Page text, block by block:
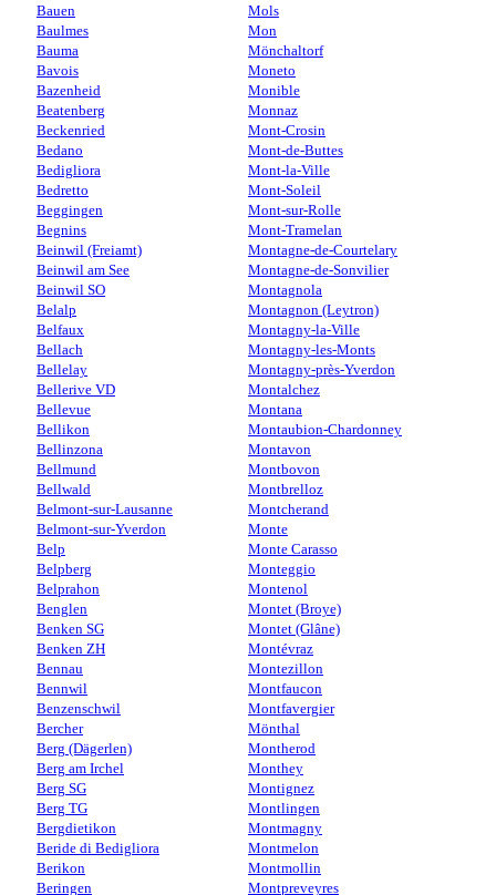
Bauen
Baulmes
Bauma
Bavois
Bazenheid
Beatenberg
Beckenried
Bedano
Bedigliora
Bedretto
Beggingen
Begnins
Beinwil (Freiamt)
Beinwil am See
Beinwil SO
Belalp
Belfaux
Bellach
Bellelay
Bellerive VD
Bellevue
Bellikon
Bellinzona
Bellmund
Bellwald
Belmont-sur-Lausanne
Belmont-sur-Yverdon
Belp
Belpberg
Belprahon
Benglen
Benken SG
Benken ZH
Bennau
Bennwil
Benzenschwil
Bercher
Berg (Dägerlen)
Berg am Irchel
Berg SG
Berg TG
Bergdietikon
Beride di Bedigliora
Berikon
Beringen
Mols
Mon
Mönchaltorf
Moneto
Monible
Monnaz
Mont-Crosin
Mont-de-Buttes
Mont-la-Ville
Mont-Soleil
Mont-sur-Rolle
Mont-Tramelan
Montagne-de-Courtelary
Montagne-de-Sonvilier
Montagnola
Montagnon (Leytron)
Montagny-la-Ville
Montagny-les-Monts
Montagny-près-Yverdon
Montalchez
Montana
Montaubion-Chardonney
Montavon
Montbovon
Montbrelloz
Montcherand
Monte
Monte Carasso
Monteggio
Montenol
Montet (Broye)
Montet (Glâne)
Montévraz
Montezillon
Montfaucon
Montfavergier
Mönthal
Montherod
Monthey
Montignez
Montlingen
Montmagny
Montmelon
Montmollin
Montpreveyres